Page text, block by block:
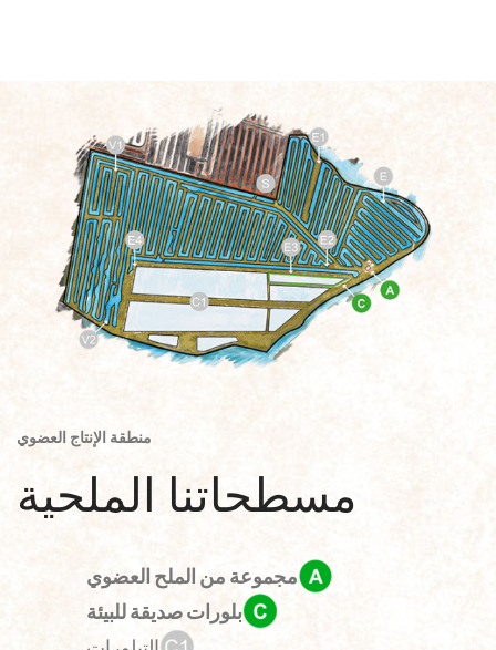
منطقة الإنتاج العضوي
مسطحاتنا الملحية
مجموعة من الملح العضوي
بلورات صديقة للبيئة